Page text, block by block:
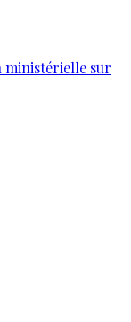
ministérielle sur